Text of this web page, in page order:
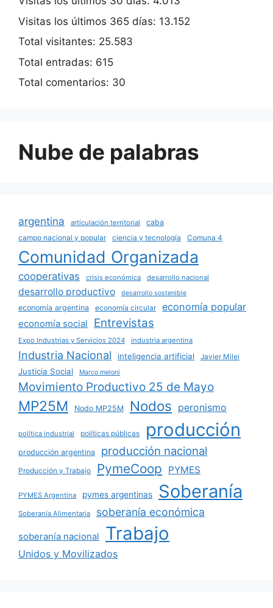
Visitas los últimos 365 días: 13.152
Total visitantes: 25.583
Total entradas: 615
Total comentarios: 30
Nube de palabras
argentina articulación territorial
caba
campo nacional y popular
ciencia y tecnología Comuna 4
Comunidad Organizada
cooperativas crisis económica desarrollo nacional
desarrollo productivo desarrollo sostenible
economía argentina economía circular economía popular
economía social Entrevistas
Expo Industrias y Servicios 2024 industria argentina
Industria Nacional inteligencia artificial Javier Milei
Justicia Social Marco meloni
Movimiento Productivo 25 de Mayo
MP25M Nodo MP25M Nodos peronismo
política industrial políticas públicas producción
producción argentina producción nacional
Producción y Trabajo PymeCoop PYMES
PYMES Argentina pymes argentinas Soberanía
Soberanía Alimentaria soberanía económica
soberanía nacional Trabajo
Unidos y Movilizados